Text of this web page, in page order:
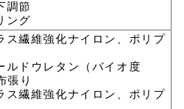
調節
ング
ス繊維強化ナイロン、ポリプ
ウレタン（バイオ度
張り
ス繊維強化ナイロン、ポリプ